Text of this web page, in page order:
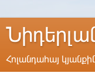
Հոլանդահայ